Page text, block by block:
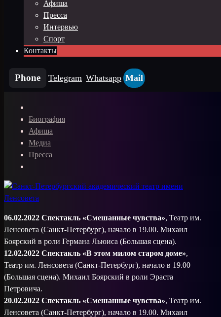
Афиша
Пресса
Интервью
Спорт
Контакты
Phone Telegram Whatsapp Mail
Биография
Афиша
Медиа
Пресса
06.02.2022 Спектакль «Смешанные чувства», Театр им.
Ленсовета (Санкт-Петербург), начало в 19.00. Михаил
Боярский в роли Германа Льюиса (Большая сцена).
12.02.2022 Спектакль «В этом милом старом доме»,
Театр им. Ленсовета (Санкт-Петербург), начало в 19.00
(Большая сцена). Михаил Боярский в роли Эраста
Петровича.
20.02.2022 Спектакль «Смешанные чувства», Театр им.
Ленсовета (Санкт-Петербург), начало в 19.00. Михаил